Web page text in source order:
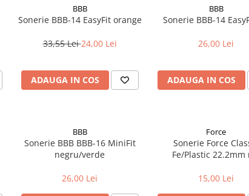
BBB
Sonerie BBB-14 EasyFit orange
33,55 Lei24,00 Lei
ADAUGA IN COS
BBB
Sonerie BBB-14
26,00 Lei
ADAUGA IN COS
BBB
Sonerie BBB BBB-16 MiniFit
negru/verde
26,00 Lei
Force
Sonerie Force
Fe/Plastic 22.2mm
15,00 Lei